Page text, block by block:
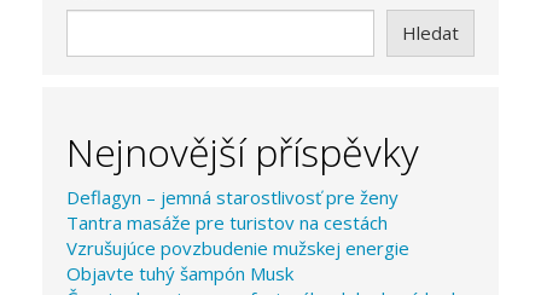
Hledat
Nejnovější příspěvky
Deflagyn – jemná starostlivosť pre ženy
Tantra masáže pre turistov na cestách
Vzrušujúce povzbudenie mužskej energie
Objavte tuhý šampón Musk